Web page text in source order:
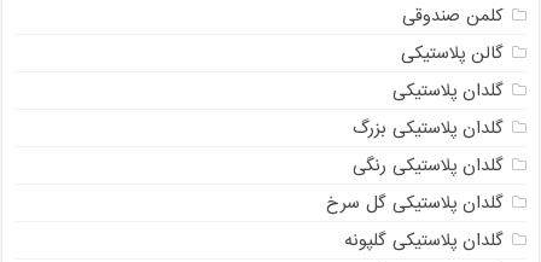
کلمن صندوقی
گالن پلاستیکی
گلدان پلاستیکی
گلدان پلاستیکی بزرگ
گلدان پلاستیکی رنگی
گلدان پلاستیکی گل سرخ
گلدان پلاستیکی گلپونه